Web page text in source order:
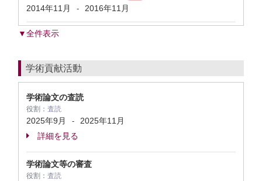
2014年11月 - 2016年11月
▼全件表示
学術貢献活動
学術論文の査読
役割： 査読
2025年9月 -
2025年11月
詳細を見る
学術論文等の審査
役割： 査読